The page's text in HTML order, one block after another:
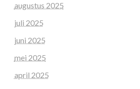
augustus 2025
juli 2025
juni 2025
mei 2025
april 2025